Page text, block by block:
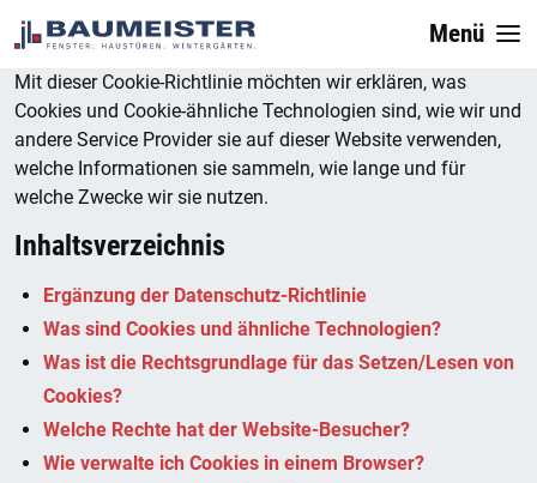
Menü
Mit dieser Cookie-Richtlinie möchten wir erklären, was
Cookies und Cookie-ähnliche Technologien sind, wie wir und
andere Service Provider sie auf dieser Website verwenden,
welche Informationen sie sammeln, wie lange und für
welche Zwecke wir sie nutzen.
Inhaltsverzeichnis
Ergänzung der Datenschutz-Richtlinie
Was sind Cookies und ähnliche Technologien?
Was ist die Rechtsgrundlage für das Setzen/Lesen von
Cookies?
Welche Rechte hat der Website-Besucher?
Wie verwalte ich Cookies in einem Browser?